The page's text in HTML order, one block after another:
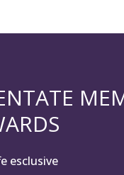
esclusive